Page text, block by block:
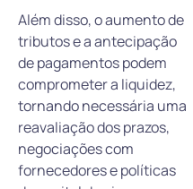
Além disso, o aumento de
tributos e a antecipação
de pagamentos podem
comprometer a liquidez,
tornando necessária uma
reavaliação dos prazos,
negociações com
fornecedores e políticas